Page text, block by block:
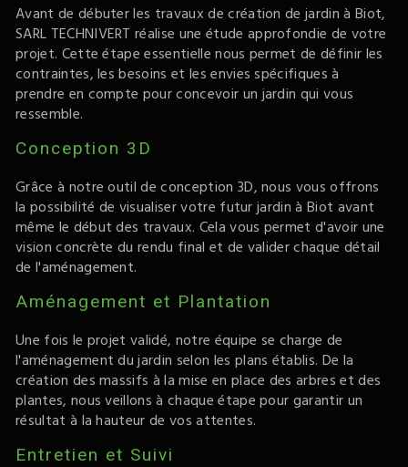
Avant de débuter les travaux de création de jardin à Biot,
SARL TECHNIVERT réalise une étude approfondie de votre
projet. Cette étape essentielle nous permet de définir les
contraintes, les besoins et les envies spécifiques à
prendre en compte pour concevoir un jardin qui vous
ressemble.
Conception 3D
Grâce à notre outil de conception 3D, nous vous offrons
la possibilité de visualiser votre futur jardin à Biot avant
même le début des travaux. Cela vous permet d'avoir une
vision concrète du rendu final et de valider chaque détail
de l'aménagement.
Aménagement et Plantation
Une fois le projet validé, notre équipe se charge de
l'aménagement du jardin selon les plans établis. De la
création des massifs à la mise en place des arbres et des
plantes, nous veillons à chaque étape pour garantir un
résultat à la hauteur de vos attentes.
Entretien et Suivi